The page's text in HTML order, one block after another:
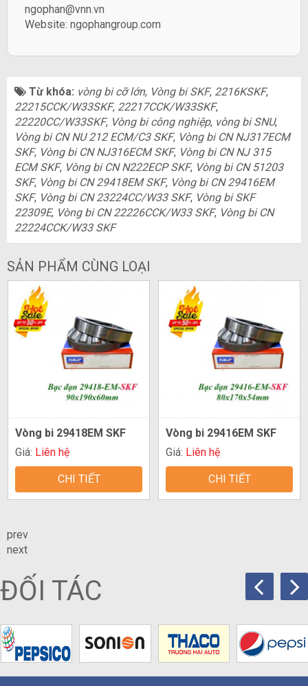
ngophan@vnn.vn
Website: ngophangroup.com
Từ khóa: vòng bi cỡ lớn, Vòng bi SKF, 2216KSKF,
22215CCK/W33SKF, 22217CCK/W33SKF,
22220CC/W33SKF, Vòng bi công nghiệp, vòng bi SNU,
Vòng bi CN NU 212 ECM/C3 SKF, Vòng bi CN NJ317ECM
SKF, Vòng bi CN NJ316ECM SKF, Vòng bi CN NJ 315
ECM SKF, Vòng bi CN N222ECP SKF, Vòng bi CN 51203
SKF, Vòng bi CN 29418EM SKF, Vòng bi CN 29416EM
SKF, Vòng bi CN 23224CC/W33 SKF, Vòng bi SKF
22309E, Vòng bi CN 22226CCK/W33 SKF, Vòng bi CN
22224CCK/W33 SKF
SẢN PHẨM CÙNG LOẠI
Vòng bi 29418EM SKF
Giá: Liên hệ
CHI TIẾT
Vòng bi 29416EM SKF
Giá: Liên hệ
CHI TIẾT
prev
next
ĐỐI TÁC